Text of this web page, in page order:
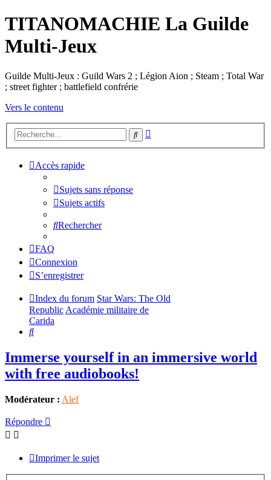
TITANOMACHIE La Guilde
Multi-Jeux
Guilde Multi-Jeux : Guild Wars 2 ; Légion Aion ; Steam ; Total War
; street fighter ; battlefield confrérie
Vers le contenu
Rechercher
Accès rapide
Sujets sans réponse
Sujets actifs
Rechercher
FAQ
Connexion
S’enregistrer
Index du forum Star Wars: The Old
RepublicAcadémie militaire de
Carida
Rechercher
Immerse yourself in an immersive world
with free audiobooks!
Modérateur : Alef
Répondre
Imprimer le sujet